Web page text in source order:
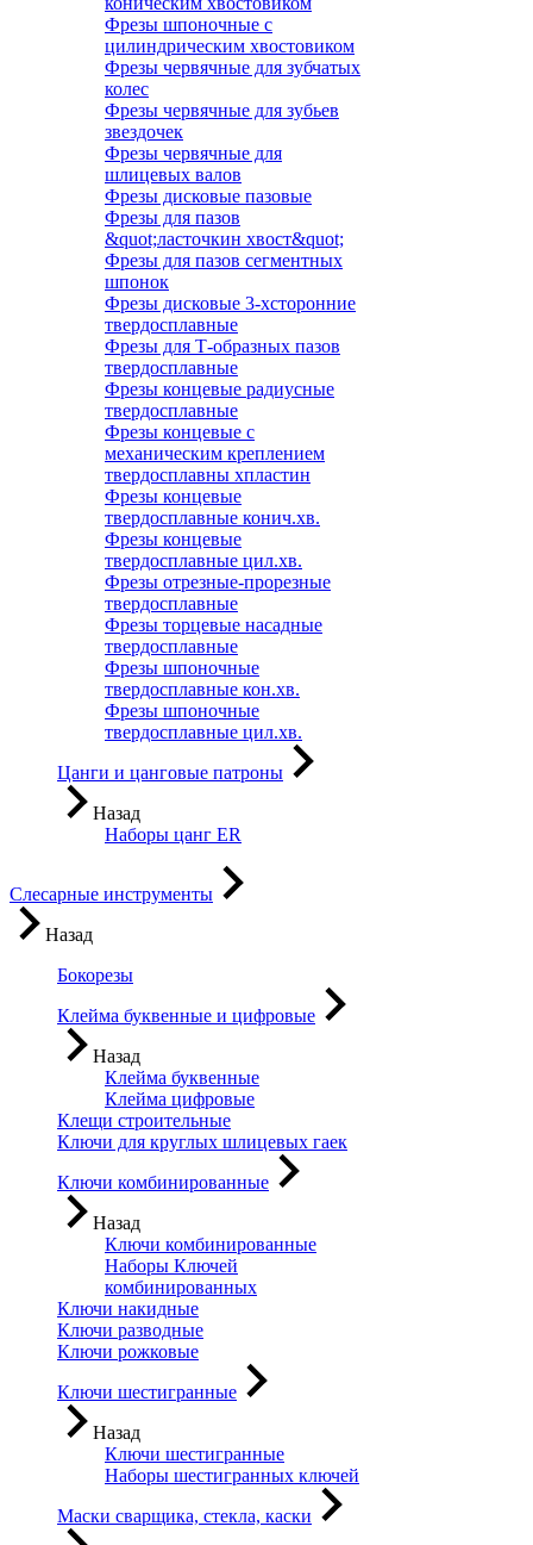
Фрезы шпоночные с
цилиндрическим хвостовиком
Фрезы червячные для зубчатых
колес
Фрезы червячные для зубьев
звездочек
Фрезы червячные для
шлицевых валов
Фрезы дисковые пазовые
Фрезы для пазов
&quot;ласточкин хвост&quot;
Фрезы для пазов сегментных
шпонок
Фрезы дисковые 3-хсторонние
твердосплавные
Фрезы для Т-образных пазов
твердосплавные
Фрезы концевые радиусные
твердосплавные
Фрезы концевые с
механическим креплением
твердосплавны хпластин
Фрезы концевые
твердосплавные конич.хв.
Фрезы концевые
твердосплавные цил.хв.
Фрезы отрезные-прорезные
твердосплавные
Фрезы торцевые насадные
твердосплавные
Фрезы шпоночные
твердосплавные кон.хв.
Фрезы шпоночные
твердосплавные цил.хв.
Цанги и цанговые патроны
Назад
Наборы цанг ER
Слесарные инструменты
Назад
Бокорезы
Клейма буквенные и цифровые
Назад
Клейма буквенные
Клейма цифровые
Клещи строительные
Ключи для круглых шлицевых гаек
Ключи комбинированные
Назад
Ключи комбинированные
Наборы Ключей
комбинированных
Ключи накидные
Ключи разводные
Ключи рожковые
Ключи шестигранные
Назад
Ключи шестигранные
Наборы шестигранных ключей
Маски сварщика, стекла, каски